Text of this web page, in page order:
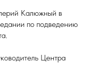
Калюжный в
по подведению
Центра